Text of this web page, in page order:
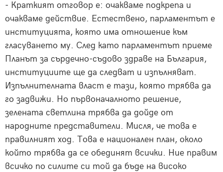
- Краткият отговор е: очакваме подкрепа и
очакваме действие. Естествено, парламентът е
институцията, която има отношение към
гласуването му. След като парламентът приеме
Планът за сърдечно-съдово здраве на България,
институциите ще да следват и изпълняват.
Изпълнителната власт е тази, която трябва да
го задвижи. Но първоначалното решение,
зелената светлина трябва да дойде от
народните представители. Мисля, че това е
правилният ход. Това е национален план, около
който трябва да се обединят всички. Ние правим
всичко по силите си той да бъде на високо